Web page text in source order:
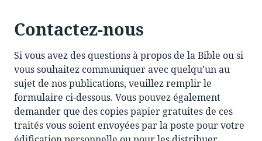
Contactez-nous
Si vous avez des questions à propos de la Bible ou si
vous souhaitez communiquer avec quelqu’un au
sujet de nos publications, veuillez remplir le
formulaire ci-dessous. Vous pouvez également
demander que des copies papier gratuites de ces
traités vous soient envoyées par la poste pour votre